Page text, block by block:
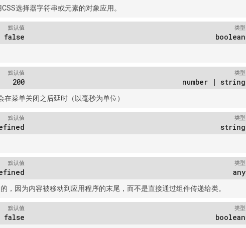
选择器字符串或元素的对象应用。
默认值
false
类型
boolean
默认值
200
类型
number | string
菜单关闭之后延时（以毫秒为单位）
默认值 类型
string
默认值 类型
any
，因为内容被移动到应用程序的末尾，而不是直接通过组件传递给类。
默认值
false
类型
boolean